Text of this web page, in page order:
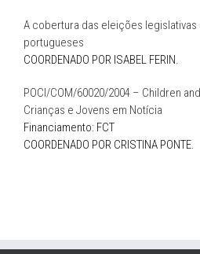
A cobertura das eleições legislativas
portugueses
COORDENADO POR ISABEL FERIN.
POCI/COM/60020/2004 – Children
Crianças e Jovens em Notícia
Financiamento: FCT
COORDENADO POR CRISTINA PONTE.